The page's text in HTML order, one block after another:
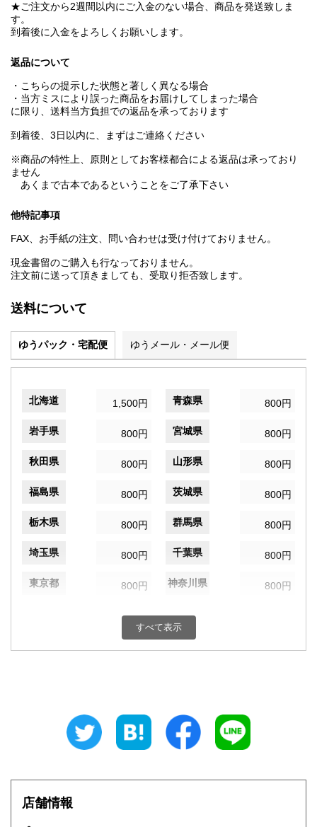
★ご注文から2週間以内にご入金のない場合、商品を発送致しま
す。
到着後に入金をよろしくお願いします。
返品について
・こちらの提示した状態と著しく異なる場合
・当方ミスにより誤った商品をお届けしてしまった場合
に限り、送料当方負担での返品を承っております
到着後、3日以内に、まずはご連絡ください
※商品の特性上、原則としてお客様都合による返品は承っており
ません
あくまで古本であるということをご了承下さい
他特記事項
FAX、お手紙の注文、問い合わせは受け付けておりません。
現金書留のご購入も行なっておりません。
注文前に送って頂きましても、受取り拒否致します。
送料について
ゆうパック・宅配便 ゆうメール・メール便
北海道 1,500円 青森県 800円
岩手県 800円 宮城県 800円
秋田県 800円 山形県 800円
福島県 800円 茨城県 800円
栃木県 800円 群馬県 800円
埼玉県 800円 千葉県 800円
東京都 800円 神奈川県 800円
800円 富山県
800円 三重県
大阪府
すべて表示
店舗情報